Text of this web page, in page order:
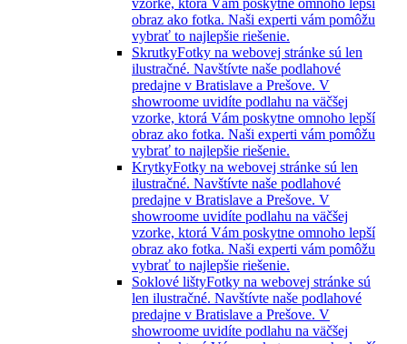
vzorke, ktorá Vám poskytne omnoho lepší
obraz ako fotka. Naši experti vám pomôžu
vybrať to najlepšie riešenie.
SkrutkyFotky na webovej stránke sú len
ilustračné. Navštívte naše podlahové
predajne v Bratislave a Prešove. V
showroome uvidíte podlahu na väčšej
vzorke, ktorá Vám poskytne omnoho lepší
obraz ako fotka. Naši experti vám pomôžu
vybrať to najlepšie riešenie.
KrytkyFotky na webovej stránke sú len
ilustračné. Navštívte naše podlahové
predajne v Bratislave a Prešove. V
showroome uvidíte podlahu na väčšej
vzorke, ktorá Vám poskytne omnoho lepší
obraz ako fotka. Naši experti vám pomôžu
vybrať to najlepšie riešenie.
Soklové lištyFotky na webovej stránke sú
len ilustračné. Navštívte naše podlahové
predajne v Bratislave a Prešove. V
showroome uvidíte podlahu na väčšej